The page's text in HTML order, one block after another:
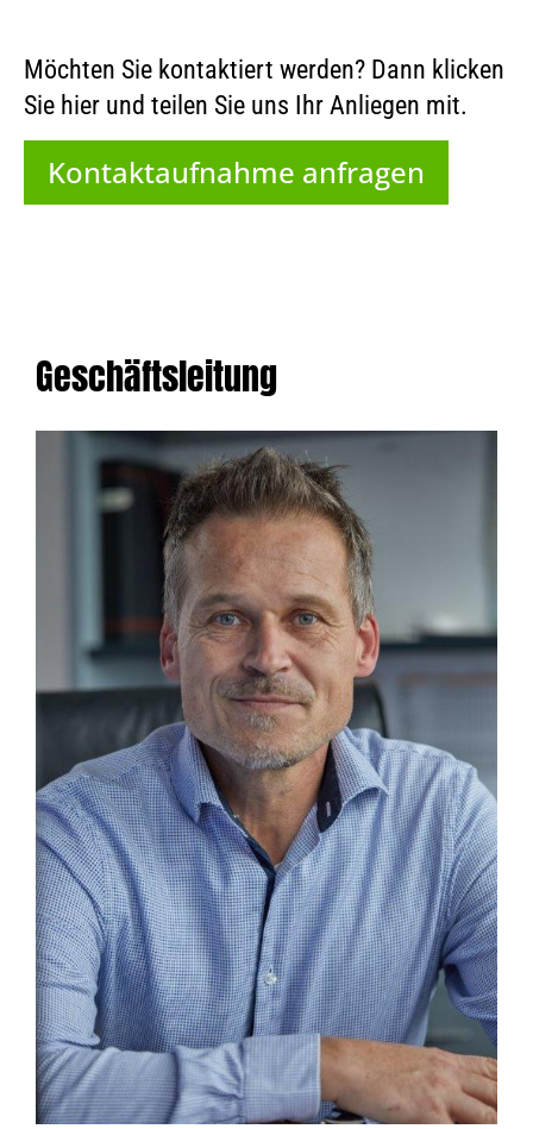
Möchten Sie kontaktiert werden? Dann klicken
Sie hier und teilen Sie uns Ihr Anliegen mit.
Kontaktaufnahme anfragen
Geschäftsleitung